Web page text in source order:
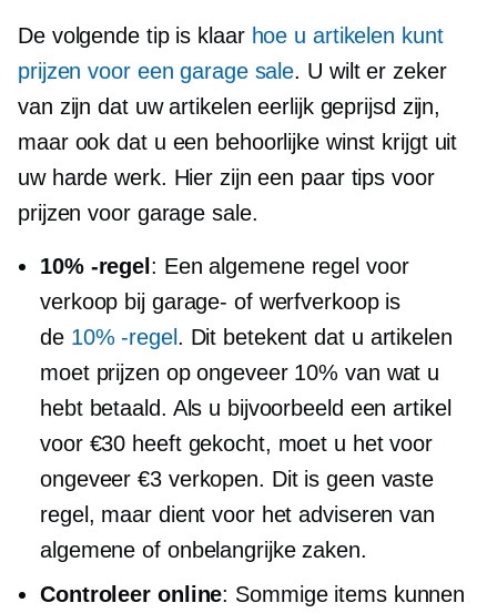
De volgende tip is klaar hoe u artikelen kunt
prijzen voor een garage sale. U wilt er zeker
van zijn dat uw artikelen eerlijk geprijsd zijn,
maar ook dat u een behoorlijke winst krijgt uit
uw harde werk. Hier zijn een paar tips voor
prijzen voor garage sale.
10% -regel : Een algemene regel voor
verkoop bij garage- of werfverkoop is
de 10% -regel . Dit betekent dat u artikelen
moet prijzen op ongeveer 10% van wat u
hebt betaald. Als u bijvoorbeeld een artikel
voor €30 heeft gekocht, moet u het voor
ongeveer €3 verkopen. Dit is geen vaste
regel, maar dient voor het adviseren van
algemene of onbelangrijke zaken.
Controleer online: Sommige items kunnen